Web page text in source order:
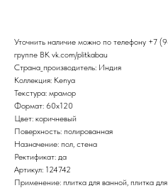
Уточнить наличие можно по телефону +7
группе ВК vk.com/plitkabau
Страна_производитель: Индия
Коллекция: Kenya
Текстура: мрамор
Формат: 60x120
Цвет: коричневый
Поверхность: полированная
Назначение: пол, стена
Ректификат: да
Артикул: 124742
Применение: плитка для ванной, плитка